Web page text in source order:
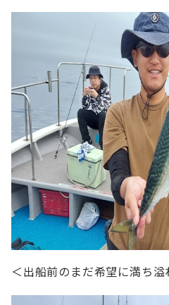
＜出船前のまだ希望に満ち溢